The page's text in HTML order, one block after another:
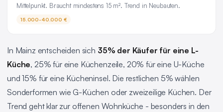
Mittelpunkt. Braucht mindestens 15 m². Trend in Neubauten.
15.000-40.000 €
In Mainz entscheiden sich 35% der Käufer für eine L-
Küche, 25% für eine Küchenzeile, 20% für eine U-Küche
und 15% für eine Kücheninsel. Die restlichen 5% wählen
Sonderformen wie G-Küchen oder zweizeilige Küchen. Der
Trend geht klar zur offenen Wohnküche - besonders in den